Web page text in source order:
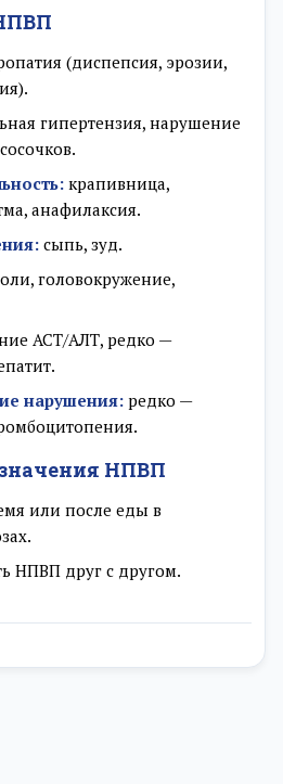
(диспепсия, эрозии,
гипертензия, нарушение
крапивница,
анафилаксия.
сыпь, зуд.
головокружение,
АСТ/АЛТ, редко —
нарушения: редко —
НПВП
или после еды в
НПВП друг с другом.